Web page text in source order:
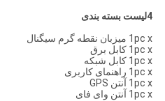
4لیست بسته بندی
1pc x میزبان نقطه گرم سیگنال
1pc x کابل برق
1pc x کابل شبکه
1pc x راهنمای کاربری
1pc x آنتن GPS
1pc x آنتن وای فای